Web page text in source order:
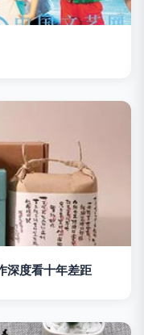
深度看十年差距